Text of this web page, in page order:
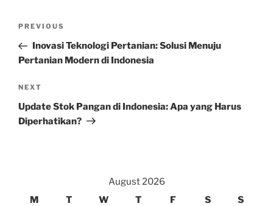
Previous
Post
PREVIOUS
Inovasi Teknologi Pertanian: Solusi Menuju
Pertanian Modern di Indonesia
Next
Post
NEXT
Update Stok Pangan di Indonesia: Apa yang Harus
Diperhatikan?
August 2026
M
T W T F S S